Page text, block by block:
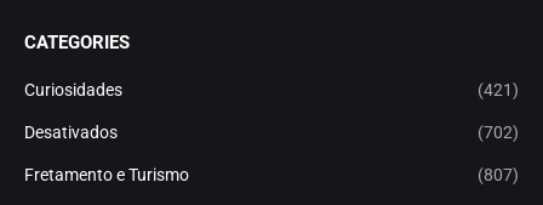
CATEGORIES
Curiosidades (421)
Desativados (702)
Fretamento e Turismo (807)